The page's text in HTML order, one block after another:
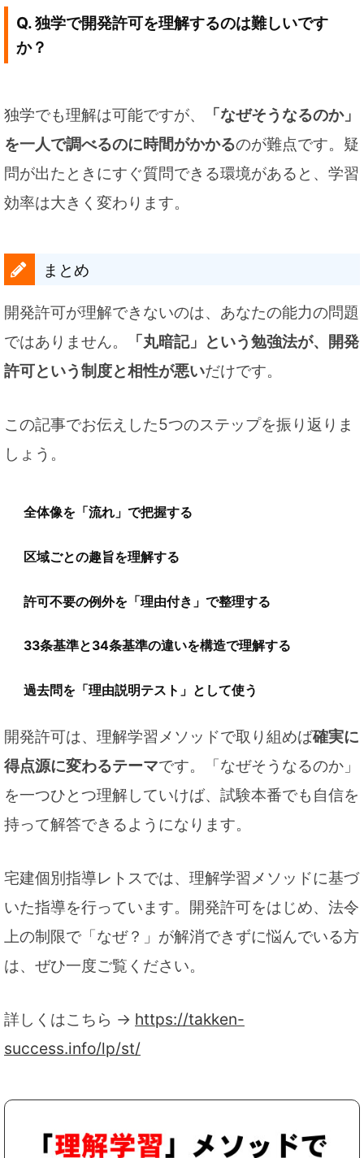
Q. 独学で開発許可を理解するのは難しいです
か？
独学でも理解は可能ですが、
「なぜそうなるのか」
を一人で調べるのに時間がかかるのが難点です。疑
問が出たときにすぐ質問できる環境があると、学習
効率は大きく変わります。
まとめ
開発許可が理解できないのは、あなたの能力の問題
ではありません。
「丸暗記」という勉強法が、開発
許可という制度と相性が悪いだけです。
この記事でお伝えした5つのステップを振り返りま
しょう。
全体像を「流れ」で把握する
区域ごとの趣旨を理解する
許可不要の例外を「理由付き」で整理する
33条基準と34条基準の違いを構造で理解する
過去問を「理由説明テスト」として使う
開発許可は、理解学習メソッドで取り組めば確実に
得点源に変わるテーマです。「なぜそうなるのか」
を一つひとつ理解していけば、試験本番でも自信を
持って解答できるようになります。
宅建個別指導レトスでは、理解学習メソッドに基づ
いた指導を行っています。開発許可をはじめ、法令
上の制限で「なぜ？」が解消できずに悩んでいる方
は、ぜひ一度ご覧ください。
詳しくはこちら → https://takken-
success.info/lp/st/